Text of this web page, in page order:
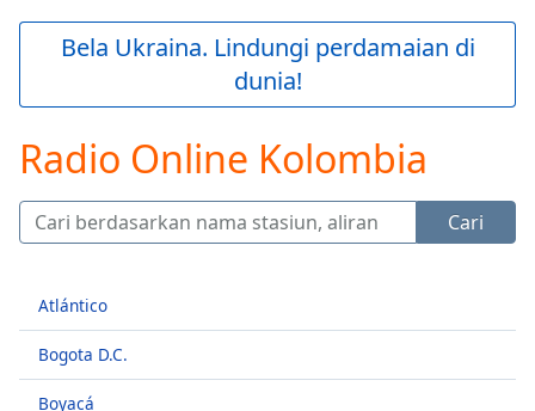
loading.
Play
Backward
Forward
Mute
Duration-:-
Loaded:
0.00%
Bela Ukraina. Lindungi perdamaian di
dunia!
Radio Online Kolombia
Cari
Atlántico
Bogota D.C.
Boyacá